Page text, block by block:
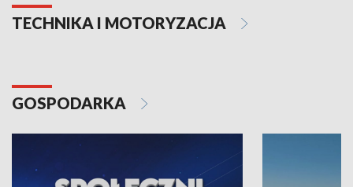
TECHNIKA I MOTORYZACJA
GOSPODARKA